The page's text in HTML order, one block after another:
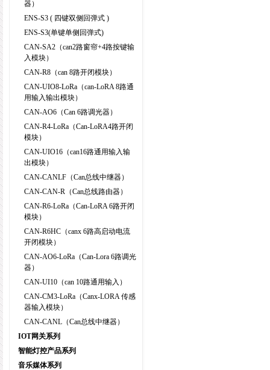
器）
ENS-S3 ( 四键双侧回弹式 )
ENS-S3(单键单侧回弹式)
CAN-SA2（can2路窗帘+4路按键输
入模块）
CAN-R8（can 8路开闭模块）
CAN-UIO8-LoRa（can-LoRA 8路通
用输入输出模块）
CAN-AO6（Can 6路调光器）
CAN-R4-LoRa（Can-LoRA4路开闭
模块）
CAN-UIO16（can16路通用输入输
出模块）
CAN-CANLF（Can总线中继器）
CAN-CAN-R（Can总线路由器）
CAN-R6-LoRa（Can-LoRA 6路开闭
模块）
CAN-R6HC（canx 6路高启动电流
开闭模块）
CAN-AO6-LoRa（Can-Lora 6路调光
器）
CAN-UI10（can 10路通用输入）
CAN-CM3-LoRa（Canx-LORA 传感
器输入模块）
CAN-CANL（Can总线中继器）
IOT网关系列
智能灯控产品系列
音乐媒体系列